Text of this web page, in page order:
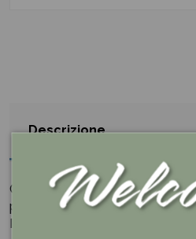
Descrizione
Coperta in puro cotone molto
per le pelli più delicate.
Il regalo prenatale perfetto per i